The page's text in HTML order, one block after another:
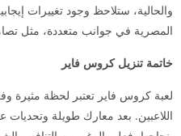
والحالية، ستلاحظ وجود تغييرات
المصرية في جوانب متعددة، مثل
خاتمة تنزيل كروس فاير
لعبة كروس فاير تعتبر لحظة مثيرة
اللاعبين. بعد معارك طويلة وتحديات